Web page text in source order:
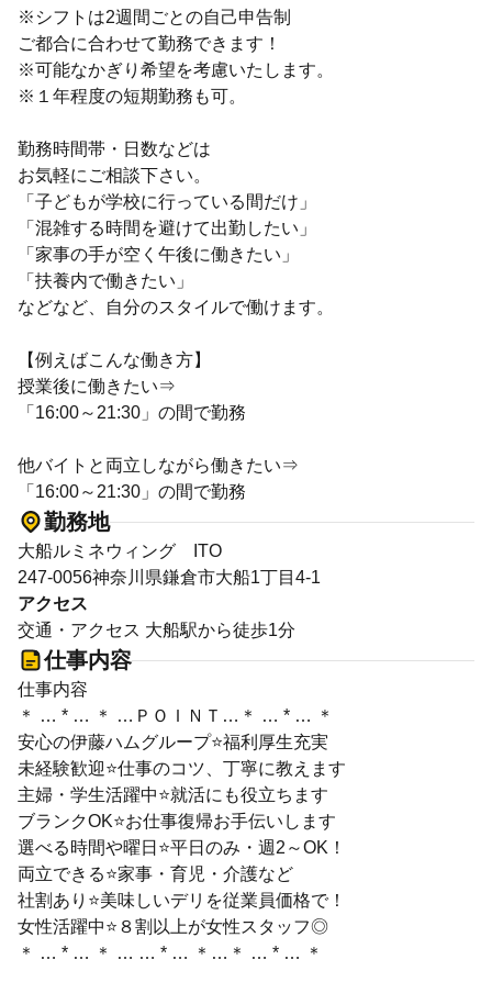
※シフトは2週間ごとの自己申告制
ご都合に合わせて勤務できます！
※可能なかぎり希望を考慮いたします。
※１年程度の短期勤務も可。
勤務時間帯・日数などは
お気軽にご相談下さい。
「子どもが学校に行っている間だけ」
「混雑する時間を避けて出勤したい」
「家事の手が空く午後に働きたい」
「扶養内で働きたい」
などなど、自分のスタイルで働けます。
【例えばこんな働き方】
授業後に働きたい⇒
「16:00～21:30」の間で勤務
他バイトと両立しながら働きたい⇒
「16:00～21:30」の間で勤務
勤務地
大船ルミネウィング ITO
247-0056神奈川県鎌倉市大船1丁目4-1
アクセス
交通・アクセス 大船駅から徒歩1分
仕事内容
仕事内容
＊ … * … ＊ …ＰＯＩＮＴ…＊ … * … ＊
安心の伊藤ハムグループ⭐福利厚生充実
未経験歓迎⭐仕事のコツ、丁寧に教えます
主婦・学生活躍中⭐就活にも役立ちます
ブランクOK⭐お仕事復帰お手伝いします
選べる時間や曜日⭐平日のみ・週2～OK！
両立できる⭐家事・育児・介護など
社割あり⭐美味しいデリを従業員価格で！
女性活躍中⭐８割以上が女性スタッフ◎
＊ … * … ＊ … … * … ＊…＊ … * … ＊